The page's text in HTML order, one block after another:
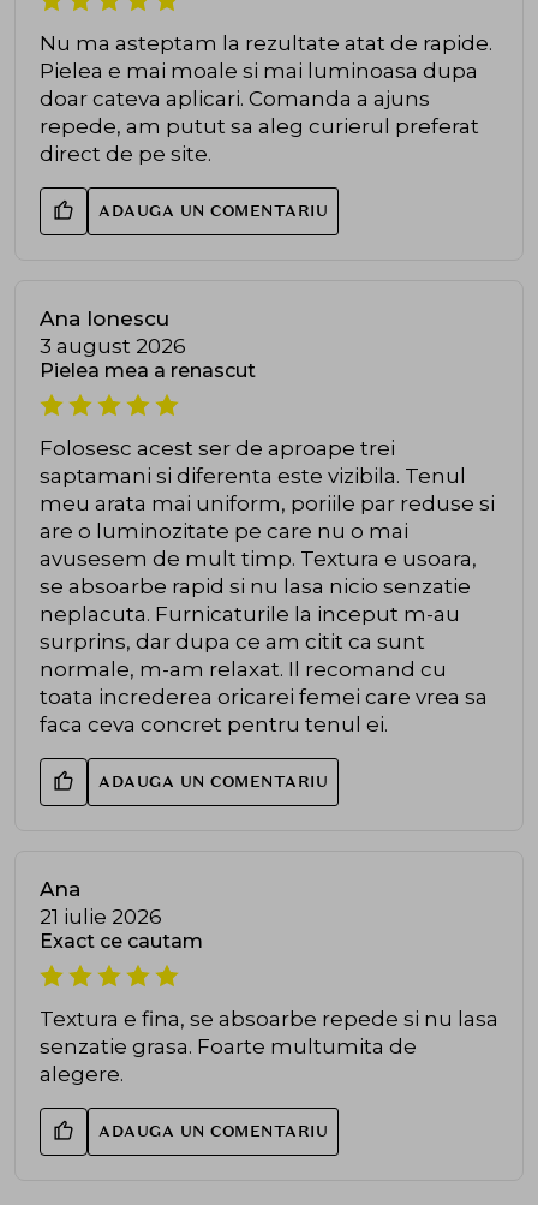
Nu ma asteptam la rezultate atat de rapide.
Pielea e mai moale si mai luminoasa dupa
doar cateva aplicari. Comanda a ajuns
repede, am putut sa aleg curierul preferat
direct de pe site.
ADAUGA UN COMENTARIU
Ana Ionescu
3 august 2026
Pielea mea a renascut
Folosesc acest ser de aproape trei
saptamani si diferenta este vizibila. Tenul
meu arata mai uniform, poriile par reduse si
are o luminozitate pe care nu o mai
avusesem de mult timp. Textura e usoara,
se absoarbe rapid si nu lasa nicio senzatie
neplacuta. Furnicaturile la inceput m-au
surprins, dar dupa ce am citit ca sunt
normale, m-am relaxat. Il recomand cu
toata increderea oricarei femei care vrea sa
faca ceva concret pentru tenul ei.
ADAUGA UN COMENTARIU
Ana
21 iulie 2026
Exact ce cautam
Textura e fina, se absoarbe repede si nu lasa
senzatie grasa. Foarte multumita de
alegere.
ADAUGA UN COMENTARIU